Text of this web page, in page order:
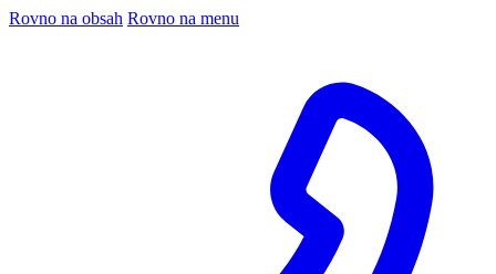
Rovno na obsah Rovno na menu